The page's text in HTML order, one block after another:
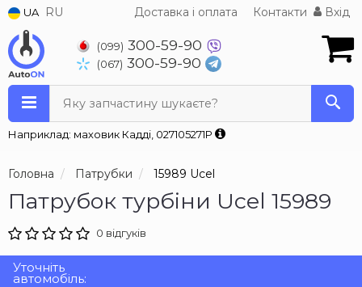
UA RU Доставка і оплата Контакти Вхід
(099) 300-59-90
(067) 300-59-90
Яку запчастину шукаєте?
Наприклад: маховик Кадді, 027105271P
Головна Патрубки 15989 Ucel
Патрубок турбіни Ucel 15989
0 відгуків
Уточніть
автомобіль: